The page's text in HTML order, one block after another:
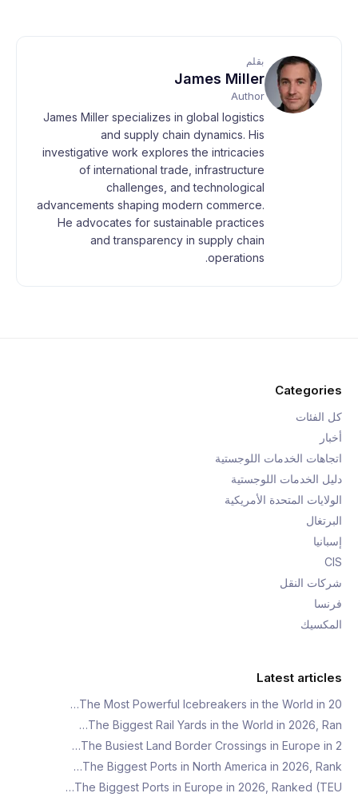
بقلم
James Miller
Author
James Miller specializes in global logistics
and supply chain dynamics. His
investigative work explores the intricacies
of international trade, infrastructure
challenges, and technological
advancements shaping modern commerce.
He advocates for sustainable practices
and transparency in supply chain
operations.
Categories
كل الفئات
أخبار
اتجاهات الخدمات اللوجستية
دليل الخدمات اللوجستية
الولايات المتحدة الأمريكية
البرتغال
إسبانيا
CIS
شركات النقل
فرنسا
المكسيك
Latest articles
The Most Powerful Icebreakers in the World in 20…
The Biggest Rail Yards in the World in 2026, Ran…
The Busiest Land Border Crossings in Europe in 2…
The Biggest Ports in North America in 2026, Rank…
The Biggest Ports in Europe in 2026, Ranked (TEU…